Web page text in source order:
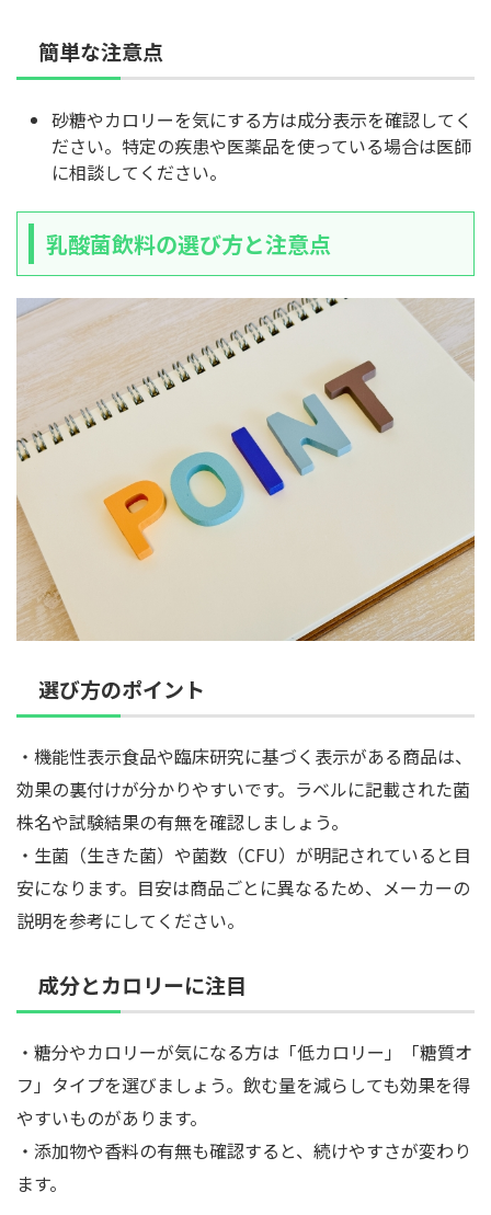
簡単な注意点
砂糖やカロリーを気にする方は成分表示を確認してく
ださい。特定の疾患や医薬品を使っている場合は医師
に相談してください。
乳酸菌飲料の選び方と注意点
選び方のポイント
・機能性表示食品や臨床研究に基づく表示がある商品は、
効果の裏付けが分かりやすいです。ラベルに記載された菌
株名や試験結果の有無を確認しましょう。
・生菌（生きた菌）や菌数（CFU）が明記されていると目
安になります。目安は商品ごとに異なるため、メーカーの
説明を参考にしてください。
成分とカロリーに注目
・糖分やカロリーが気になる方は「低カロリー」「糖質オ
フ」タイプを選びましょう。飲む量を減らしても効果を得
やすいものがあります。
・添加物や香料の有無も確認すると、続けやすさが変わり
ます。